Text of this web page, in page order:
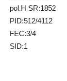
pol.H SR:1852
PID:512/4112
FEC:3/4
SID:1